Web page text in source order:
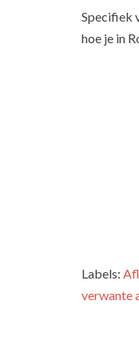
Specifiek
hoe je in
Labels:
verwante